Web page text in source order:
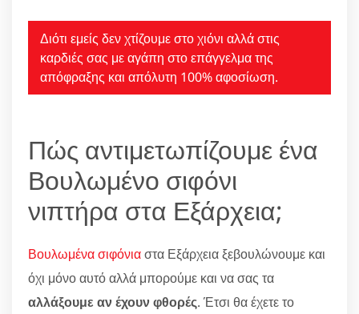
Διότι εμείς δεν χτίζουμε στο χιόνι αλλά στις
καρδιές σας με αγάπη στο επάγγελμα της
απόφραξης και απόλυτη 100% αφοσίωση.
Πώς αντιμετωπίζουμε ένα
Βουλωμένο σιφόνι
νιπτήρα στα Εξάρχεια;
Βουλωμένα σιφόνιαστα Εξάρχεια ξεβουλώνουμε και
όχι μόνο αυτό αλλά μπορούμε και να σας τα
αλλάξουμε αν έχουν φθορές. Έτσι θα έχετε το